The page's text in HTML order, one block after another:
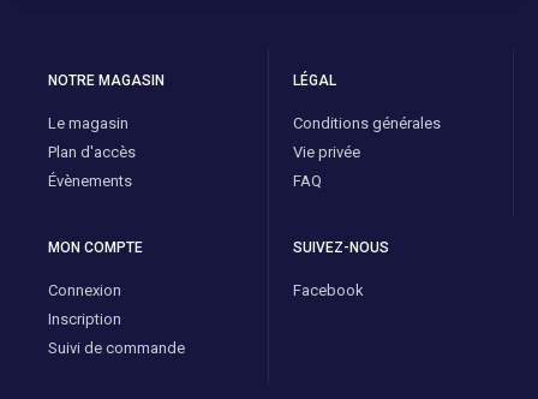
NOTRE MAGASIN
Le magasin
Plan d'accès
Évènements
LÉGAL
Conditions générales
Vie privée
FAQ
MON COMPTE
Connexion
Inscription
Suivi de commande
SUIVEZ-NOUS
Facebook